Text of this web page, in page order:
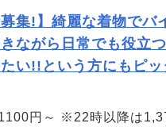
募集!】綺麗な着物で
ながら日常でも役立
い!!という方にもピッ
1100円～ ※22時以降は